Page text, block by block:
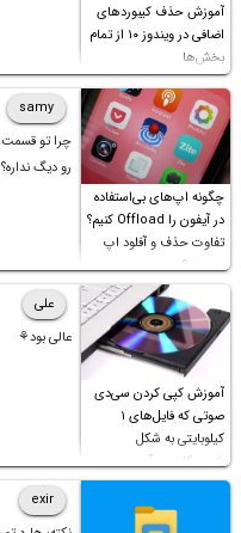
آموزش حذف کیبوردهای
اضافی در ویندوز ۱۰ از تمام
بخش‌ها
چگونه اپ‌های بی‌استفاده
در آیفون را Offload کنیم؟
تفاوت حذف و آفلود اپ
چیست؟
samy
رو دیگ نداره؟
آموزش کپی کردن سی‌دی
صوتی که فایل‌های ۱
کیلوبایتی به شکل
شورت‌کات در آن موجود
است!
علی
عالی بود⚘
exir